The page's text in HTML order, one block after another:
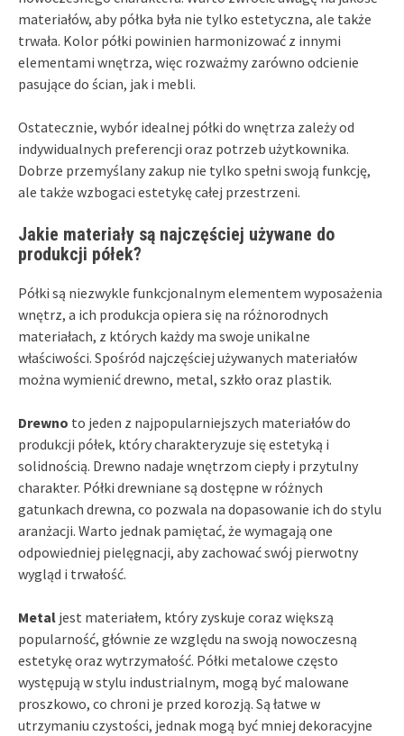
materiałów, aby półka była nie tylko estetyczna, ale także
trwała. Kolor półki powinien harmonizować z innymi
elementami wnętrza, więc rozważmy zarówno odcienie
pasujące do ścian, jak i mebli.
Ostatecznie, wybór idealnej półki do wnętrza zależy od
indywidualnych preferencji oraz potrzeb użytkownika.
Dobrze przemyślany zakup nie tylko spełni swoją funkcję,
ale także wzbogaci estetykę całej przestrzeni.
Jakie materiały są najczęściej używane do
produkcji półek?
Półki są niezwykle funkcjonalnym elementem wyposażenia
wnętrz, a ich produkcja opiera się na różnorodnych
materiałach, z których każdy ma swoje unikalne
właściwości. Spośród najczęściej używanych materiałów
można wymienić drewno, metal, szkło oraz plastik.
Drewno to jeden z najpopularniejszych materiałów do
produkcji półek, który charakteryzuje się estetyką i
solidnością. Drewno nadaje wnętrzom ciepły i przytulny
charakter. Półki drewniane są dostępne w różnych
gatunkach drewna, co pozwala na dopasowanie ich do stylu
aranżacji. Warto jednak pamiętać, że wymagają one
odpowiedniej pielęgnacji, aby zachować swój pierwotny
wygląd i trwałość.
Metal jest materiałem, który zyskuje coraz większą
popularność, głównie ze względu na swoją nowoczesną
estetykę oraz wytrzymałość. Półki metalowe często
występują w stylu industrialnym, mogą być malowane
proszkowo, co chroni je przed korozją. Są łatwe w
utrzymaniu czystości, jednak mogą być mniej dekoracyjne